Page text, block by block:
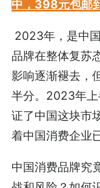
中，398元包邮
2023年，是中
品牌在整体复苏
影响逐渐褪去，
半分。2023年上
证了中国这块市
着中国消费企业
中国消费品牌究